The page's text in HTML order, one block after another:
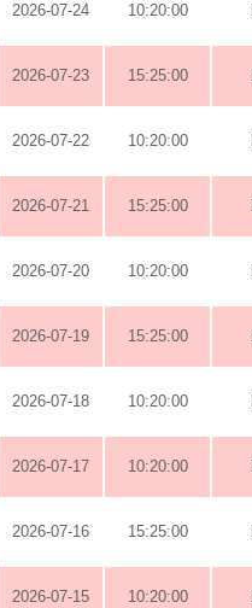
2026-07-24 10:20:00
2026-07-23 15:25:00
2026-07-22 10:20:00
2026-07-21 15:25:00
2026-07-20 10:20:00
2026-07-19 15:25:00
2026-07-18 10:20:00
2026-07-17 10:20:00
2026-07-16 15:25:00
2026-07-15 10:20:00